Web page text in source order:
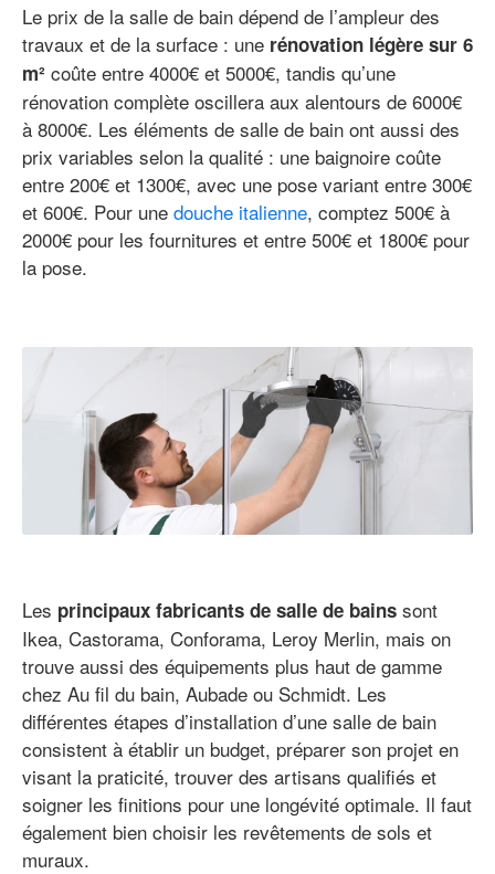
Le prix de la salle de bain dépend de l’ampleur des
travaux et de la surface : une rénovation légère sur 6
m² coûte entre 4000€ et 5000€, tandis qu’une
rénovation complète oscillera aux alentours de 6000€
à 8000€. Les éléments de salle de bain ont aussi des
prix variables selon la qualité : une baignoire coûte
entre 200€ et 1300€, avec une pose variant entre 300€
et 600€. Pour une douche italienne, comptez 500€ à
2000€ pour les fournitures et entre 500€ et 1800€ pour
la pose.
Les principaux fabricants de salle de bains sont
Ikea, Castorama, Conforama, Leroy Merlin, mais on
trouve aussi des équipements plus haut de gamme
chez Au fil du bain, Aubade ou Schmidt. Les
différentes étapes d’installation d’une salle de bain
consistent à établir un budget, préparer son projet en
visant la praticité, trouver des artisans qualifiés et
soigner les finitions pour une longévité optimale. Il faut
également bien choisir les revêtements de sols et
muraux.